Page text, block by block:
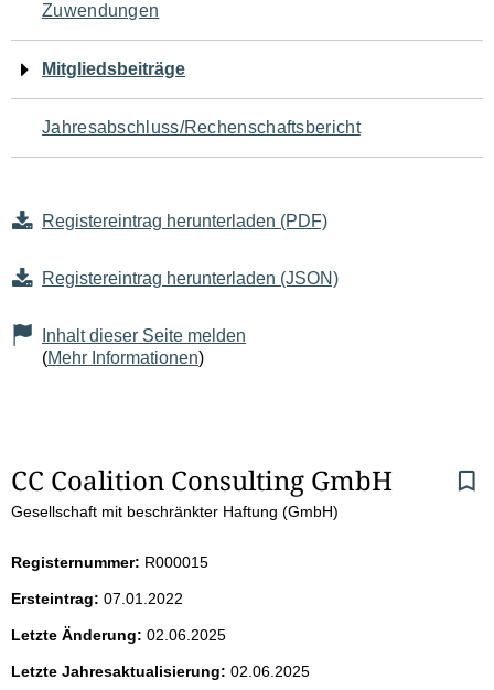
Zuwendungen
Mitgliedsbeiträge
Jahresabschluss/Rechenschaftsbericht
Registereintrag herunterladen (PDF)
Registereintrag herunterladen (JSON)
Inhalt dieser Seite melden
(Mehr Informationen)
S
e
i
t
e
CC Coalition Consulting GmbH
Gesellschaft mit beschränkter Haftung (GmbH)
Registernummer: R000015
Ersteintrag: 07.01.2022
Letzte Änderung: 02.06.2025
Letzte Jahresaktualisierung: 02.06.2025